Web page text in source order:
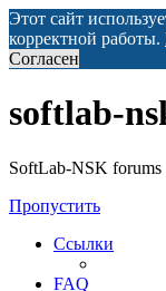
Этот сайт
корректной работы.
Согласен
softlab-
SoftLab-NSK forums
Пропустить
Ссылки
FAQ